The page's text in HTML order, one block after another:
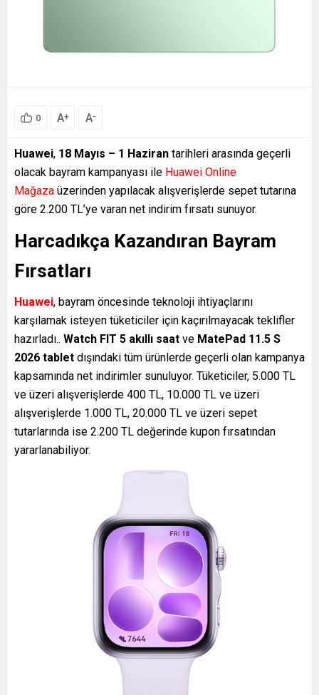
0 A+ A-
Huawei, 18 Mayıs – 1 Haziran tarihleri arasında geçerli
olacak bayram kampanyası ile Huawei Online
Mağaza üzerinden yapılacak alışverişlerde sepet tutarına
göre 2.200 TL’ye varan net indirim fırsatı sunuyor.
Harcadıkça Kazandıran Bayram
Fırsatları
Huawei, bayram öncesinde teknoloji ihtiyaçlarını
karşılamak isteyen tüketiciler için kaçırılmayacak teklifler
hazırladı.. Watch FIT 5 akıllı saat ve MatePad 11.5 S
2026 tablet dışındaki tüm ürünlerde geçerli olan kampanya
kapsamında net indirimler sunuluyor. Tüketiciler, 5.000 TL
ve üzeri alışverişlerde 400 TL, 10.000 TL ve üzeri
alışverişlerde 1.000 TL, 20.000 TL ve üzeri sepet
tutarlarında ise 2.200 TL değerinde kupon fırsatından
yararlanabiliyor.